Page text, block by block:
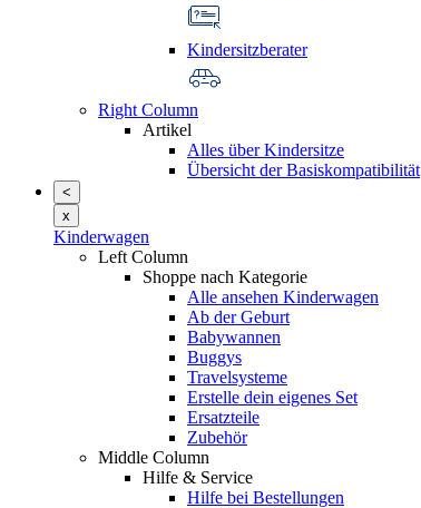
Kindersitzberater
Right Column
Artikel
Alles über Kindersitze
Übersicht der Basiskompatibilität
<
x
Kinderwagen
Left Column
Shoppe nach Kategorie
Alle ansehen Kinderwagen
Ab der Geburt
Babywannen
Buggys
Travelsysteme
Erstelle dein eigenes Set
Ersatzteile
Zubehör
Middle Column
Hilfe & Service
Hilfe bei Bestellungen